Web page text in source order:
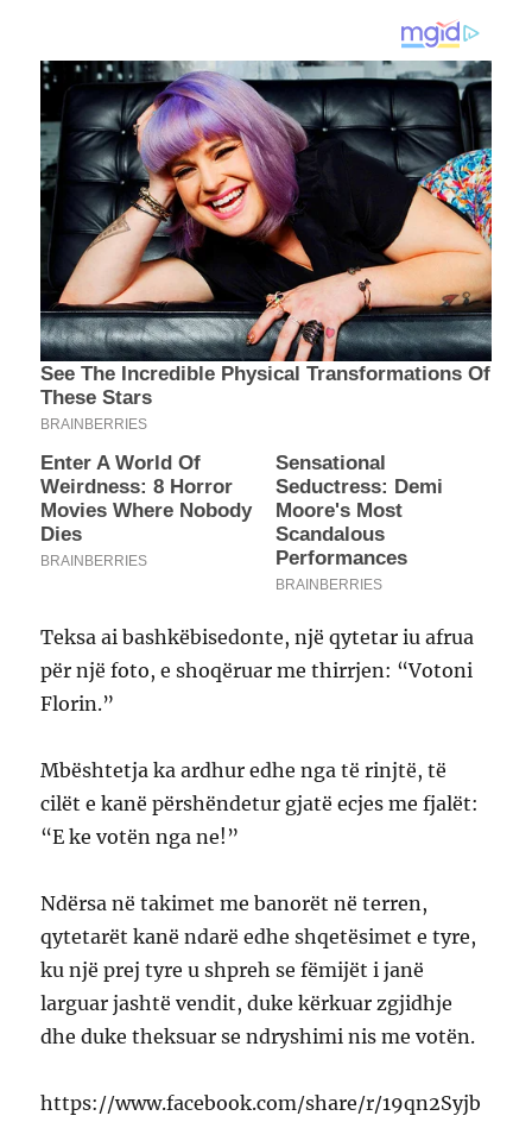
Teksa ai bashkëbisedonte, një qytetar iu afrua
për një foto, e shoqëruar me thirrjen: “Votoni
Florin.”
Mbështetja ka ardhur edhe nga të rinjtë, të
cilët e kanë përshëndetur gjatë ecjes me fjalët:
“E ke votën nga ne!”
Ndërsa në takimet me banorët në terren,
qytetarët kanë ndarë edhe shqetësimet e tyre,
ku një prej tyre u shpreh se fëmijët i janë
larguar jashtë vendit, duke kërkuar zgjidhje
dhe duke theksuar se ndryshimi nis me votën.
https://www.facebook.com/share/r/19qn2Syjb